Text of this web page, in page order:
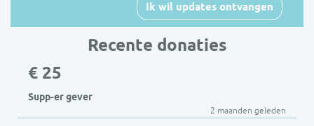
Ik wil updates ontvangen
Recente donaties
€ 25
Supp-er gever
2 maanden geleden